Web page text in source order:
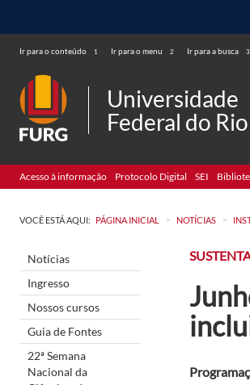
Ir para o conteúdo 1 Ir para o menu 2 Ir para a busca 3
Universidade
Federal do
Acesso à informação Protocolo Digital SEI
VOCÊ ESTÁ AQUI: PÁGINA INICIAL > NOTÍCIAS >
Notícias
Ingresso
Nossos cursos
Guia de Fontes
22ª Semana
Nacional da